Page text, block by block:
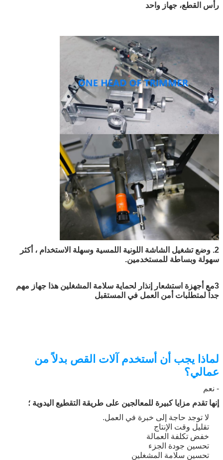
رأس القطع، جهاز واحد
2. وضع تشغيل الشاشة اللونية اللمسية وسهلة الاستخدام ، أكثر
سهولة وبساطة للمستخدمين.
3مع أجهزة استشعار إنذار لحماية سلامة المشغلين هذا جهاز مهم
جداً لمتطلبات أمن العمل في المستقبل
لماذا يجب أن أستخدم آلات القص بدلاً من
عمالي؟
- نعم
إنها تقدم مزايا كبيرة للمعالجين على طريقة التقطيع اليدوية ؛
لا توجد حاجة إلى خبرة في العمل.
تقليل وقت الإنتاج
خفض تكلفة العمالة
تحسين جودة الجزء
تحسين سلامة المشغلين